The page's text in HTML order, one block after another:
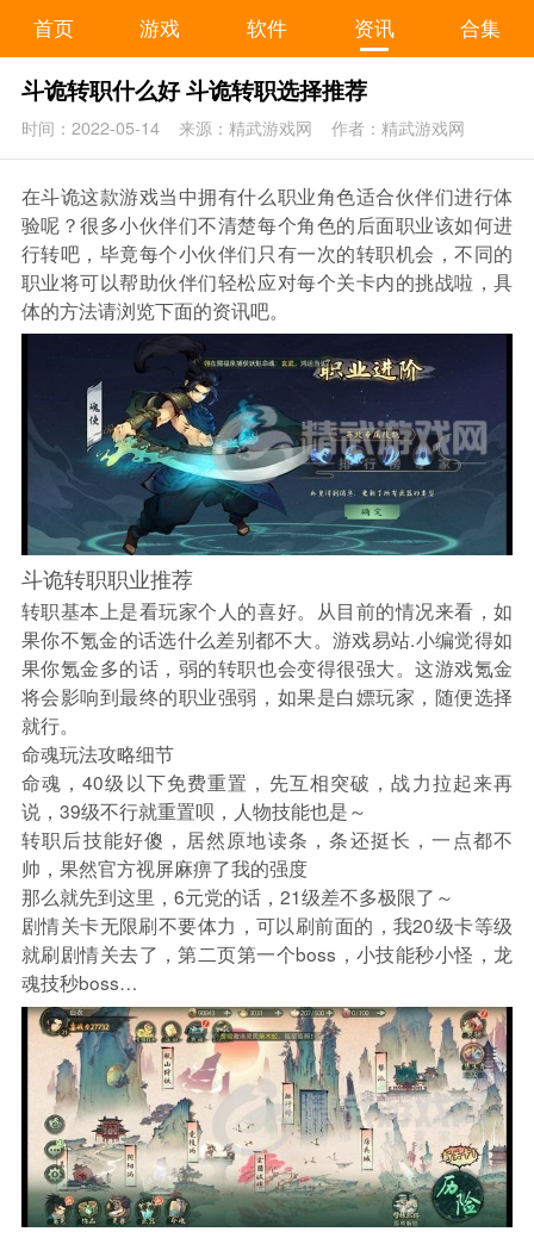
首页 游戏 软件 资讯 合集
斗诡转职什么好 斗诡转职选择推荐
时间：2022-05-14 来源：精武游戏网 作者：精武游戏网
在斗诡这款游戏当中拥有什么职业角色适合伙伴们进行体
验呢？很多小伙伴们不清楚每个角色的后面职业该如何进
行转吧，毕竟每个小伙伴们只有一次的转职机会，不同的
职业将可以帮助伙伴们轻松应对每个关卡内的挑战啦，具
体的方法请浏览下面的资讯吧。
斗诡转职职业推荐
转职基本上是看玩家个人的喜好。从目前的情况来看，如
果你不氪金的话选什么差别都不大。游戏易站.小编觉得如
果你氪金多的话，弱的转职也会变得很强大。这游戏氪金
将会影响到最终的职业强弱，如果是白嫖玩家，随便选择
就行。
命魂玩法攻略细节
命魂，40级以下免费重置，先互相突破，战力拉起来再
说，39级不行就重置呗，人物技能也是～
转职后技能好傻，居然原地读条，条还挺长，一点都不
帅，果然官方视屏麻痹了我的强度
那么就先到这里，6元党的话，21级差不多极限了～
剧情关卡无限刷不要体力，可以刷前面的，我20级卡等级
就刷剧情关去了，第二页第一个boss，小技能秒小怪，龙
魂技秒boss…